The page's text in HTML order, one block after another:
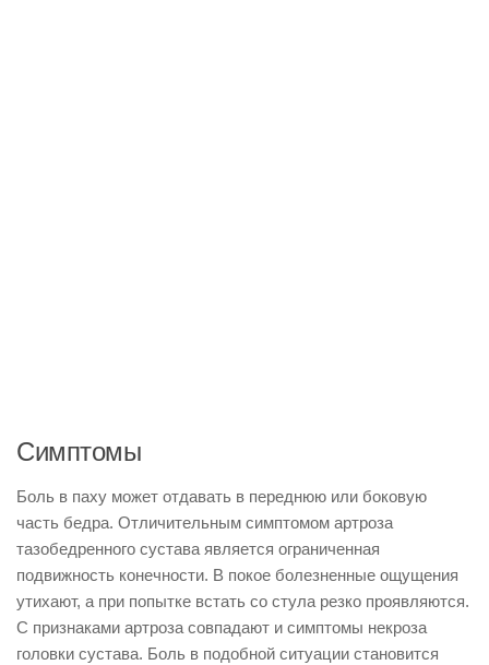
Симптомы
Боль в паху может отдавать в переднюю или боковую
часть бедра. Отличительным симптомом артроза
тазобедренного сустава является ограниченная
подвижность конечности. В покое болезненные ощущения
утихают, а при попытке встать со стула резко проявляются.
С признаками артроза совпадают и симптомы некроза
головки сустава. Боль в подобной ситуации становится